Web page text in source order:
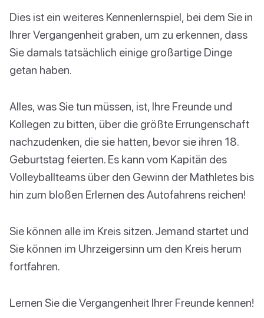
Dies ist ein weiteres Kennenlernspiel, bei dem Sie in
Ihrer Vergangenheit graben, um zu erkennen, dass
Sie damals tatsächlich einige großartige Dinge
getan haben.
Alles, was Sie tun müssen, ist, Ihre Freunde und
Kollegen zu bitten, über die größte Errungenschaft
nachzudenken, die sie hatten, bevor sie ihren 18.
Geburtstag feierten. Es kann vom Kapitän des
Volleyballteams über den Gewinn der Mathletes bis
hin zum bloßen Erlernen des Autofahrens reichen!
Sie können alle im Kreis sitzen. Jemand startet und
Sie können im Uhrzeigersinn um den Kreis herum
fortfahren.
Lernen Sie die Vergangenheit Ihrer Freunde kennen!